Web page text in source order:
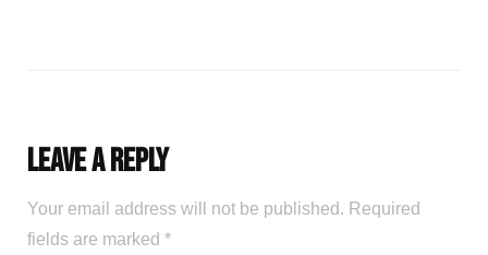
Leave a Reply
Your email address will not be published. Required
fields are marked *